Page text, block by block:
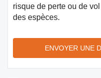
risque de perte ou de
des espèces.
ENVOYER UNE